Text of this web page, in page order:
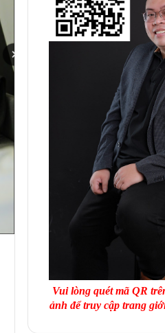
Vui lòng quét mã QR
ảnh để truy cập trang